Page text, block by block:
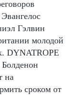
Гэлвин
молодой
DYNATROPE
на
сроком от